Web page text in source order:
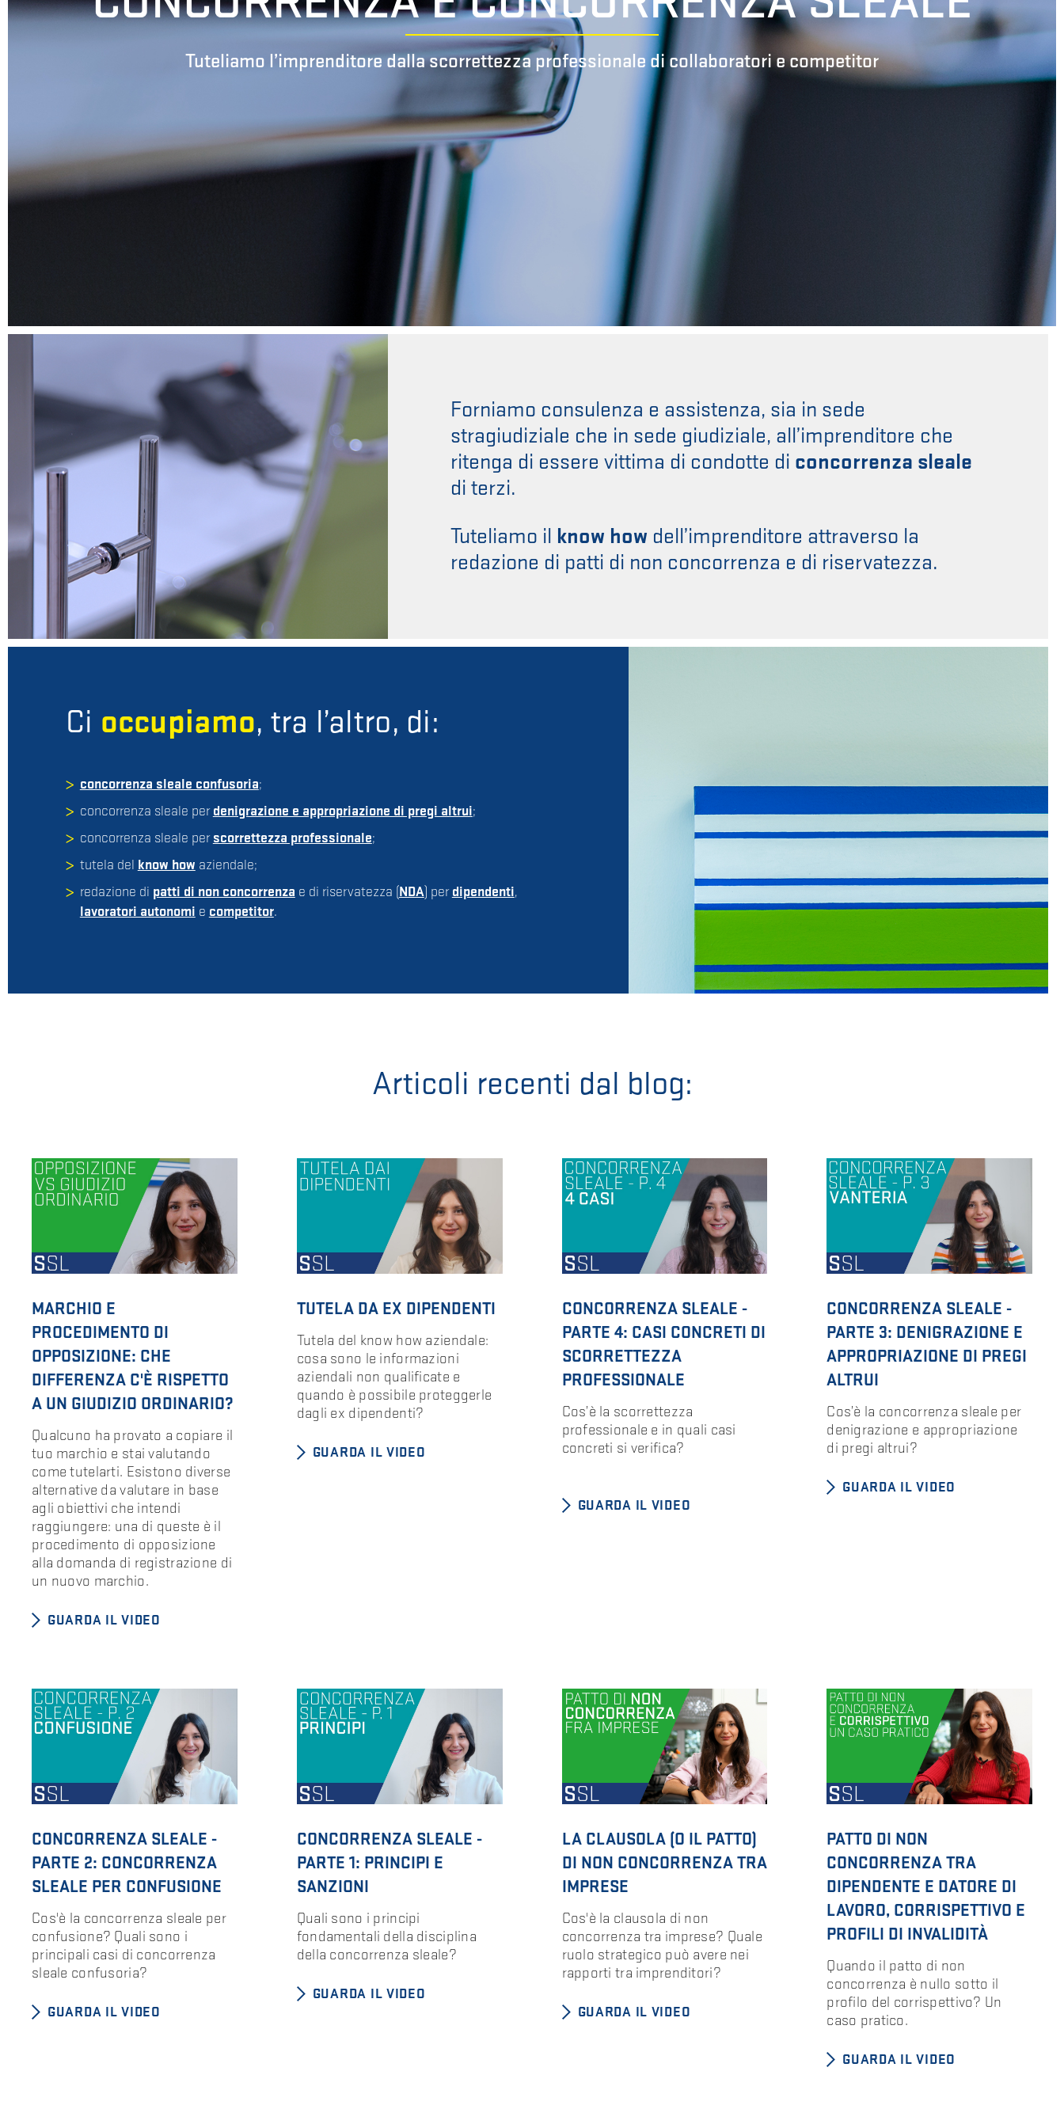
Tuteliamo l’imprenditore dalla scorrettezza professionale di collaboratori e competitor
Forniamo consulenza e assistenza, sia in sede
stragiudiziale che in sede giudiziale, all’imprenditore che
ritenga di essere vittima di condotte di concorrenza sleale
di terzi.
Tuteliamo il know how dell’imprenditore attraverso la
redazione di patti di non concorrenza e di riservatezza.
Ci occupiamo, tra l’altro, di:
concorrenza sleale confusoria;
concorrenza sleale perdenigrazione e appropriazione di pregi altrui;
concorrenza sleale perscorrettezza professionale;
tutela del know how aziendale;
redazione di patti di non concorrenza e di riservatezza (NDA) perdipendenti,
lavoratori autonomi e competitor.
Articoli recenti dal blog:
MARCHIO E
PROCEDIMENTO DI
OPPOSIZIONE: CHE
DIFFERENZA C'È RISPETTO
A UN GIUDIZIO ORDINARIO?
Qualcuno ha provato a copiare il
tuo marchio e stai valutando
come tutelarti. Esistono diverse
alternative da valutare in base
agli obiettivi che intendi
raggiungere: una di queste è il
procedimento di opposizione
alla domanda di registrazione di
un nuovo marchio.
GUARDA IL VIDEO
TUTELA DA EX DIPENDENTI
Tutela del know how aziendale:
cosa sono le informazioni
aziendali non qualificate e
quando è possibile proteggerle
dagli ex dipendenti?
GUARDA IL VIDEO
CONCORRENZA SLEALE -
PARTE 4: CASI CONCRETI DI
SCORRETTEZZA
PROFESSIONALE
Cos’è la scorrettezza
professionale e in quali casi
concreti si verifica?
GUARDA IL VIDEO
CONCORRENZA SLEALE -
PARTE 3: DENIGRAZIONE E
APPROPRIAZIONE DI PREGI
ALTRUI
Cos’è la concorrenza sleale per
denigrazione e appropriazione
di pregi altrui?
GUARDA IL VIDEO
CONCORRENZA SLEALE -
PARTE 2: CONCORRENZA
SLEALE PER CONFUSIONE
Cos'è la concorrenza sleale per
confusione? Quali sono i
principali casi di concorrenza
sleale confusoria?
GUARDA IL VIDEO
CONCORRENZA SLEALE -
PARTE 1: PRINCIPI E
SANZIONI
Quali sono i principi
fondamentali della disciplina
della concorrenza sleale?
GUARDA IL VIDEO
LA CLAUSOLA (O IL PATTO)
DI NON CONCORRENZA TRA
IMPRESE
Cos'è la clausola di non
concorrenza tra imprese? Quale
ruolo strategico può avere nei
rapporti tra imprenditori?
GUARDA IL VIDEO
PATTO DI NON
CONCORRENZA TRA
DIPENDENTE E DATORE DI
LAVORO, CORRISPETTIVO E
PROFILI DI INVALIDITÀ
Quando il patto di non
concorrenza è nullo sotto il
profilo del corrispettivo? Un
caso pratico.
GUARDA IL VIDEO